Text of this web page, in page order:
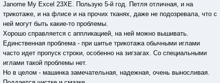
Janome My Excel 23ХE. Пользую 5-й год. Петля отличная, и на
трикотаже, и на флисе и на прочих тканях, даже не подозревала, что с
ней могут быть какие-то проблемы.
Хорошо справляется с аппликацией, на ней можно вышивать.
Единственная проблема - при шитье трикотажа обычными иглами
часто идет пропуск строки, особенно на зигзагах. Со специальными
иглами такой проблемы нет.
Но в целом - машинка замечательная, надежная, очень выносливая.